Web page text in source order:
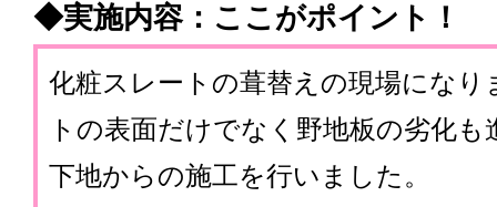
◆実施内容：ここがポイント！
化粧スレートの葺替えの現場になり
トの表面だけでなく野地板の劣化
下地からの施工を行いました。